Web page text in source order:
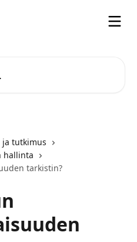
ja tutkimus
hallinta
tarkistin?